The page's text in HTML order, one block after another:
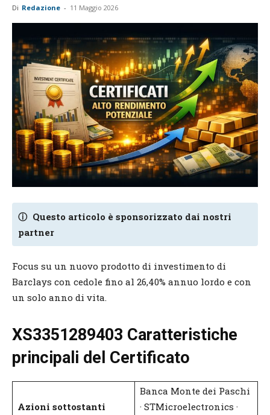
Di Redazione - 11 Maggio 2026
ⓘ Questo articolo è sponsorizzato dai nostri
partner
Focus su un nuovo prodotto di investimento di
Barclays con cedole fino al 26,40% annuo lordo e con
un solo anno di vita.
XS3351289403 Caratteristiche
principali del Certificato
Azioni sottostanti
Banca Monte dei Paschi
· STMicroelectronics ·